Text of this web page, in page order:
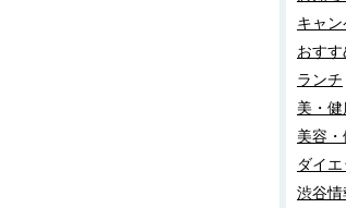
キャ
おす
ランチ
美・健
美容
ダイエ
渋谷情